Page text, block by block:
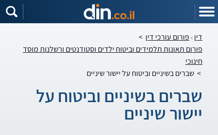
דין פורום עורכי דין >
פורום תאונות תלמידים וביטוח ילדים וסטודנטים ורשלנות מוסד
חינוכי
> שברים בשיניים וביטוח על יישור שיניים
שברים בשיניים וביטוח על
יישור שיניים